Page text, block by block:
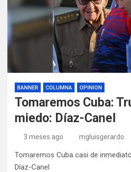
BANNER COLUMNA OPINION
Tomaremos Cuba:
miedo: Díaz-Canel
3 meses ago mgluisgerardo
Tomaremos Cuba casi de
Díaz-Canel